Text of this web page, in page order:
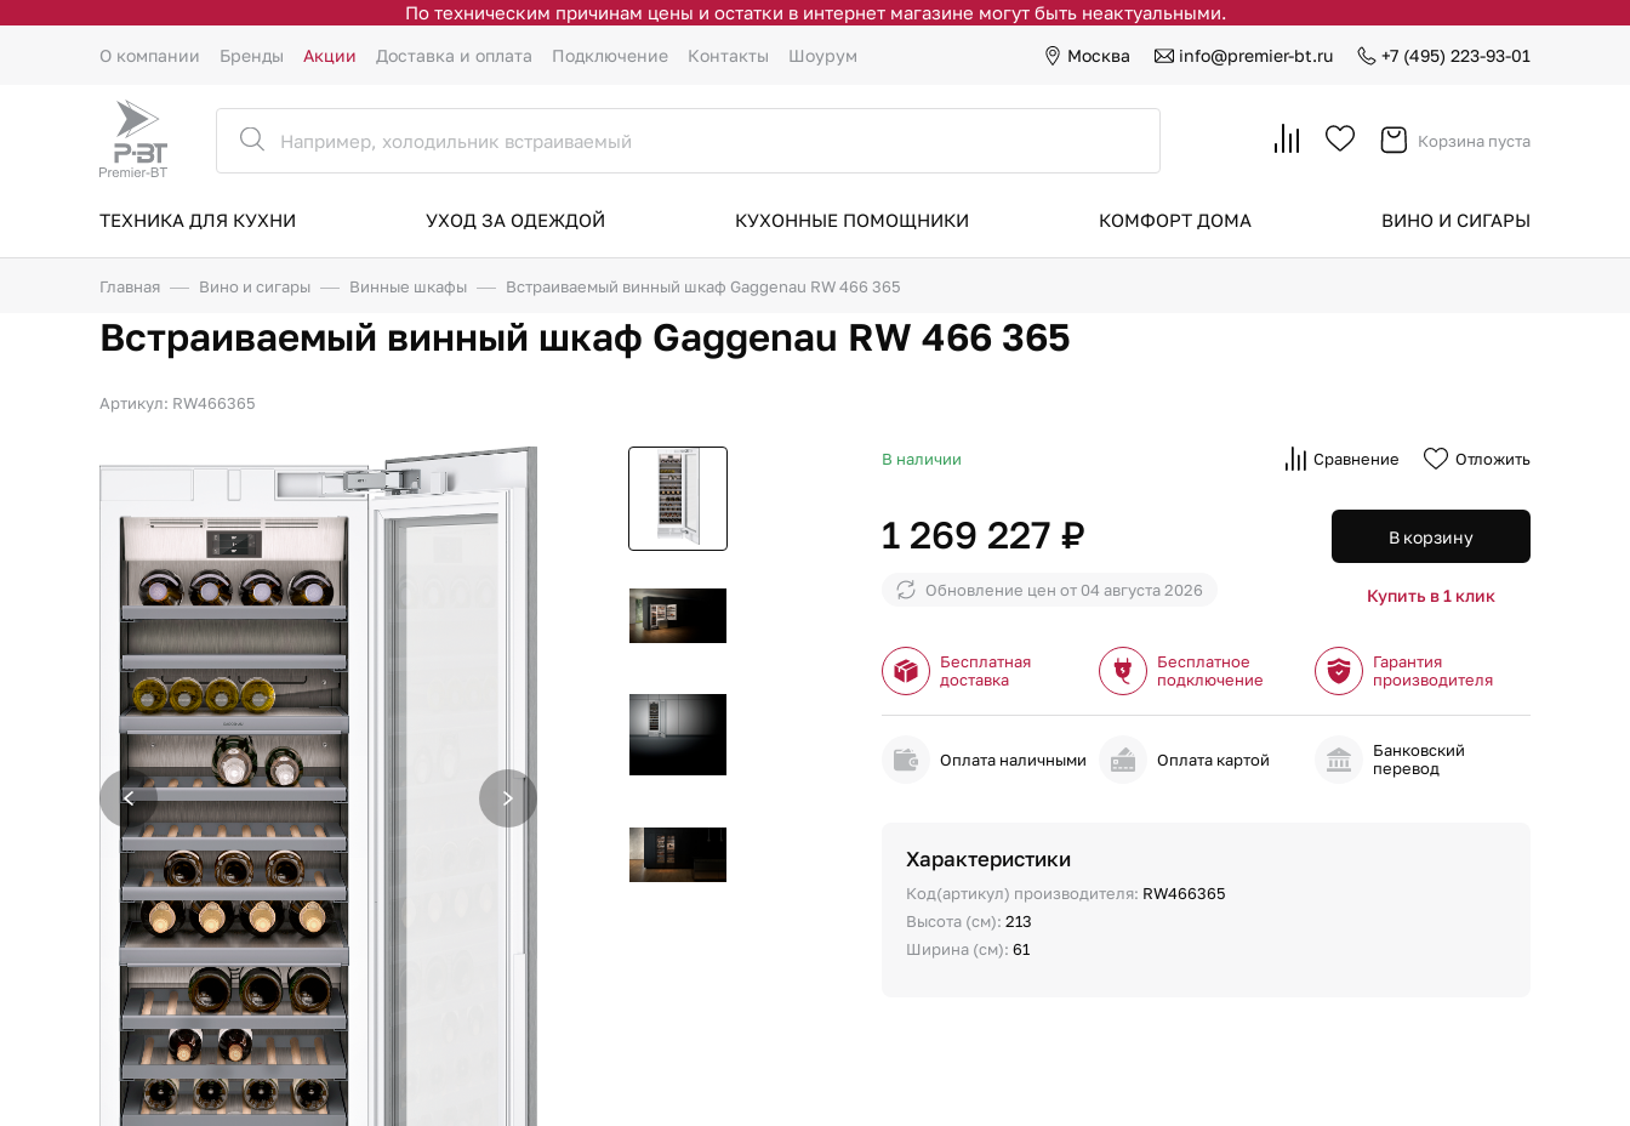
По техническим причинам цены и остатки в интернет магазине могут быть неактуальными.
О компании Бренды Акции Доставка и оплата Подключение Контакты Шоурум Москва info@premier-bt.ru +7 (495) 223-93-01
Корзина пуста
ТЕХНИКА ДЛЯ КУХНИ УХОД ЗА ОДЕЖДОЙ КУХОННЫЕ ПОМОЩНИКИ КОМФОРТ ДОМА ВИНО И СИГАРЫ
Главная Вино и сигары Винные шкафы Встраиваемый винный шкаф Gaggenau RW 466 365
Встраиваемый винный шкаф Gaggenau RW 466 365
Артикул: RW466365
В наличии Сравнение Отложить
1 269 227 ₽
Обновление цен от 04 августа 2026
В корзину
Купить в 1 клик
Бесплатная
доставка
Бесплатное
подключение
Гарантия
производителя
Оплата наличными Оплата картой
Банковский
перевод
Характеристики
Код(артикул) производителя: RW466365
Высота (см):213
Ширина (см):61